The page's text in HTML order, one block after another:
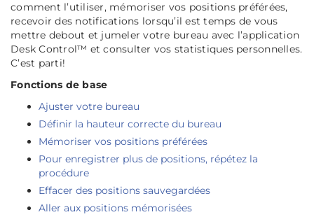
comment l’utiliser, mémoriser vos positions préférées,
recevoir des notifications lorsqu’il est temps de vous
mettre debout et jumeler votre bureau avec l’application
Desk Control™ et consulter vos statistiques personnelles.
C’est parti!
Fonctions de base
Ajuster votre bureau
Définir la hauteur correcte du bureau
Mémoriser vos positions préférées
Pour enregistrer plus de positions, répétez la
procédure
Effacer des positions sauvegardées
Aller aux positions mémorisées